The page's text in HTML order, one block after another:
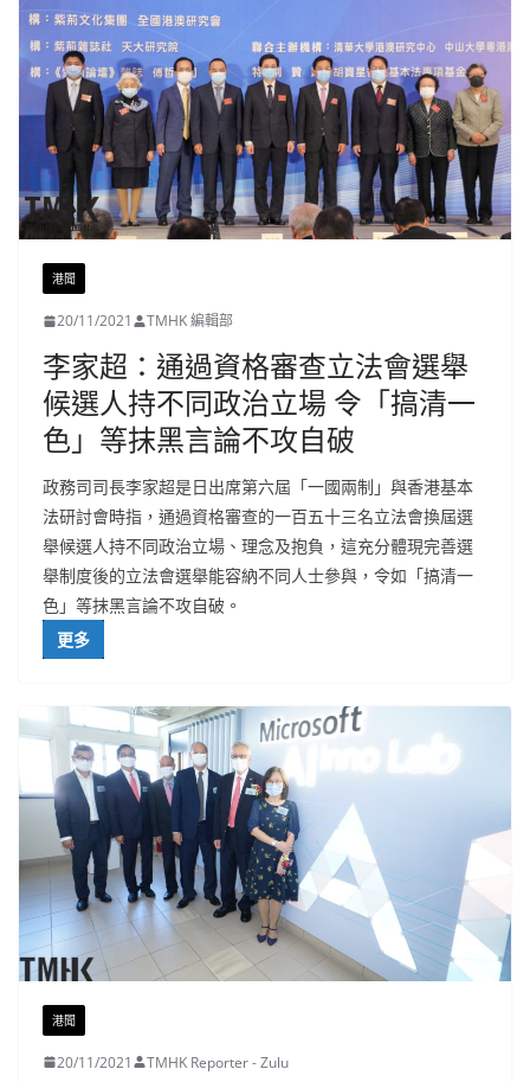
港聞
20/11/2021 TMHK 編輯部
李家超：通過資格審查立法會選舉
候選人持不同政治立場 令「搞清一
色」等抹黑言論不攻自破
政務司司長李家超是日出席第六屆「一國兩制」與香港基本
法研討會時指，通過資格審查的一百五十三名立法會換屆選
舉候選人持不同政治立場、理念及抱負，這充分體現完善選
舉制度後的立法會選舉能容納不同人士參與，令如「搞清一
色」等抹黑言論不攻自破。
更多
港聞
20/11/2021 TMHK Reporter - Zulu